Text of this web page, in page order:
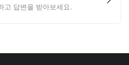
고 답변을 받아보세요.